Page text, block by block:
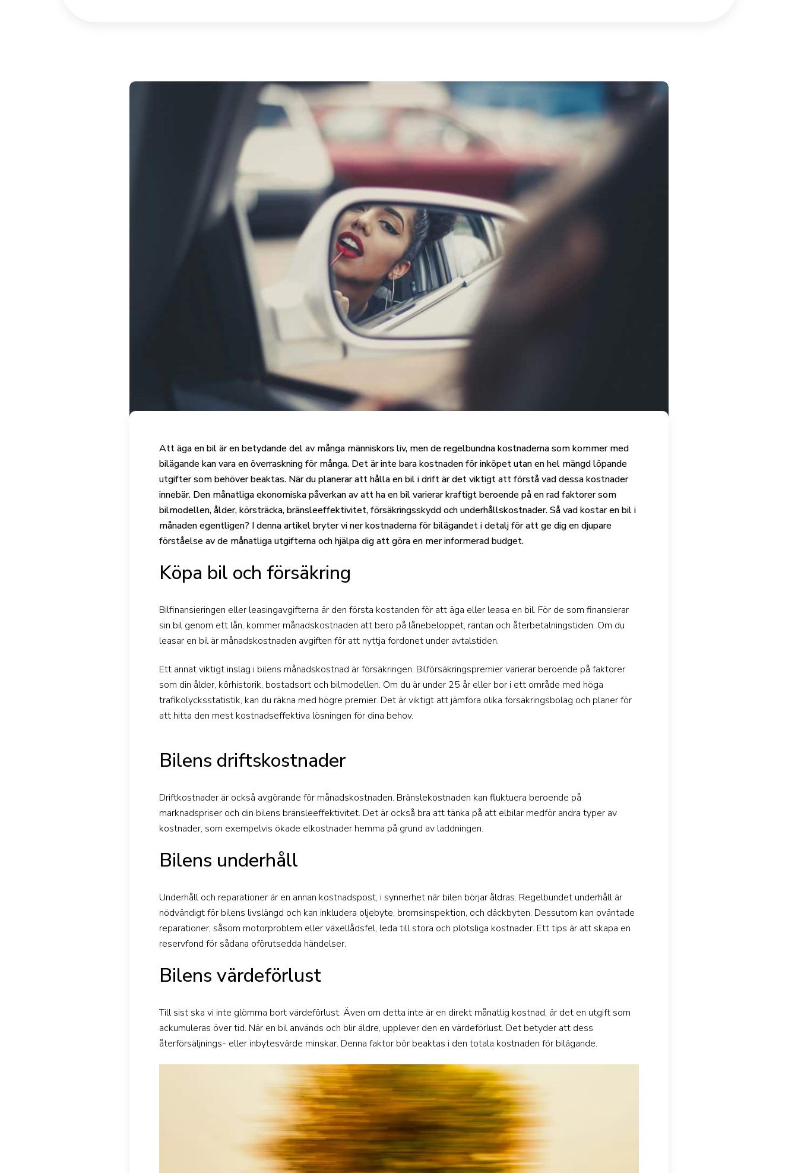
Att äga en bil är en betydande del av många människors liv, men de regelbundna kostnaderna som kommer med
bilägande kan vara en överraskning för många. Det är inte bara kostnaden för inköpet utan en hel mängd löpande
utgifter som behöver beaktas. När du planerar att hålla en bil i drift är det viktigt att förstå vad dessa kostnader
innebär. Den månatliga ekonomiska påverkan av att ha en bil varierar kraftigt beroende på en rad faktorer som
bilmodellen, ålder, körsträcka, bränsleeffektivitet, försäkringsskydd och underhållskostnader. Så vad kostar en bil i
månaden egentligen? I denna artikel bryter vi ner kostnaderna för bilägandet i detalj för att ge dig en djupare
förståelse av de månatliga utgifterna och hjälpa dig att göra en mer informerad budget.
Köpa bil och försäkring
Bilfinansieringen eller leasingavgifterna är den första kostanden för att äga eller leasa en bil. För de som finansierar
sin bil genom ett lån, kommer månadskostnaden att bero på lånebeloppet, räntan och återbetalningstiden. Om du
leasar en bil är månadskostnaden avgiften för att nyttja fordonet under avtalstiden.
Ett annat viktigt inslag i bilens månadskostnad är försäkringen. Bilförsäkringspremier varierar beroende på faktorer
som din ålder, körhistorik, bostadsort och bilmodellen. Om du är under 25 år eller bor i ett område med höga
trafikolycksstatistik, kan du räkna med högre premier. Det är viktigt att jämföra olika försäkringsbolag och planer för
att hitta den mest kostnadseffektiva lösningen för dina behov.
Bilens driftskostnader
Driftkostnader är också avgörande för månadskostnaden. Bränslekostnaden kan fluktuera beroende på
marknadspriser och din bilens bränsleeffektivitet. Det är också bra att tänka på att elbilar medför andra typer av
kostnader, som exempelvis ökade elkostnader hemma på grund av laddningen.
Bilens underhåll
Underhåll och reparationer är en annan kostnadspost, i synnerhet när bilen börjar åldras. Regelbundet underhåll är
nödvändigt för bilens livslängd och kan inkludera oljebyte, bromsinspektion, och däckbyten. Dessutom kan oväntade
reparationer, såsom motorproblem eller växellådsfel, leda till stora och plötsliga kostnader. Ett tips är att skapa en
reservfond för sådana oförutsedda händelser.
Bilens värdeförlust
Till sist ska vi inte glömma bort värdeförlust. Även om detta inte är en direkt månatlig kostnad, är det en utgift som
ackumuleras över tid. När en bil används och blir äldre, upplever den en värdeförlust. Det betyder att dess
återförsäljnings- eller inbytesvärde minskar. Denna faktor bör beaktas i den totala kostnaden för bilägande.